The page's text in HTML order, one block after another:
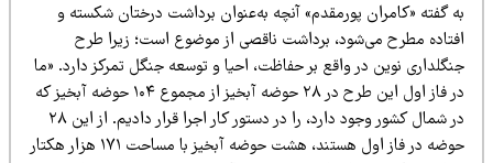
گفته «کامران پورمقدم» آنچه به‌عنوان برداشت درختان شکسته و
مطرح می‌شود، برداشت ناقصی از موضوع است؛ زیرا طرح
نوین در واقع بر حفاظت، احیا و توسعه جنگل تمرکز دارد. «ما
در فاز اول این طرح در ۲۸ حوضه آبخیز از مجموع ۱۰۴ حوضه آبخیز که
در شمال کشور وجود دارد، را در دستور کار اجرا قرار دادیم. از این ۲۸
حوضه در فاز اول هستند، هشت حوضه آبخیز با مساحت ۱۷۱ هزار هکتار